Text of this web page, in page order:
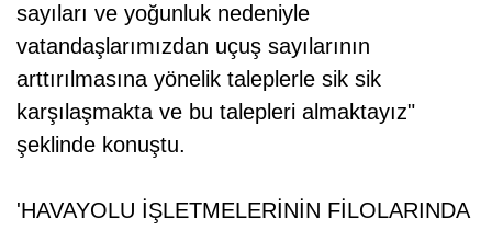
sayıları ve yoğunluk nedeniyle
vatandaşlarımızdan uçuş sayılarının
arttırılmasına yönelik taleplerle sik sik
karşılaşmakta ve bu talepleri almaktayız"
şeklinde konuştu.
'HAVAYOLU İŞLETMELERİNİN FİLOLARINDA